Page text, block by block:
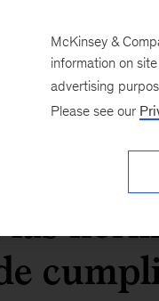
CONDUCTA
se
McKinsey &
information on
advertising
Please see our